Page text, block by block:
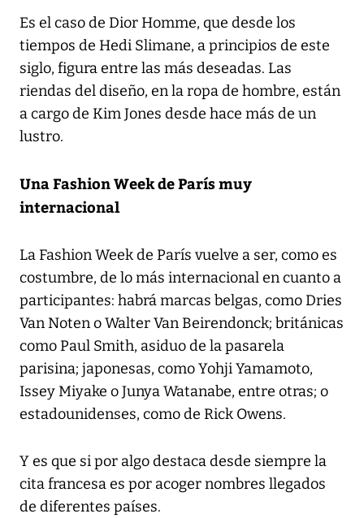
Es el caso de Dior Homme, que desde los
tiempos de Hedi Slimane, a principios de este
siglo, figura entre las más deseadas. Las
riendas del diseño, en la ropa de hombre, están
a cargo de Kim Jones desde hace más de un
lustro.
Una Fashion Week de París muy
internacional
La Fashion Week de París vuelve a ser, como es
costumbre, de lo más internacional en cuanto a
participantes: habrá marcas belgas, como Dries
Van Noten o Walter Van Beirendonck; británicas
como Paul Smith, asiduo de la pasarela
parisina; japonesas, como Yohji Yamamoto,
Issey Miyake o Junya Watanabe, entre otras; o
estadounidenses, como de Rick Owens.
Y es que si por algo destaca desde siempre la
cita francesa es por acoger nombres llegados
de diferentes países.